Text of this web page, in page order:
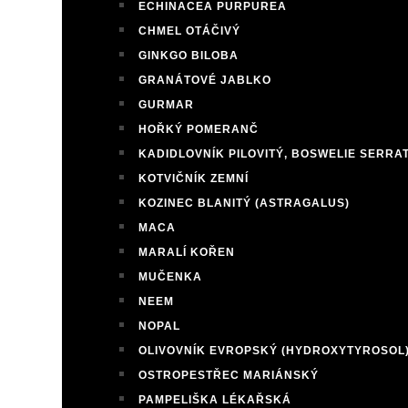
ECHINACEA PURPUREA
CHMEL OTÁČIVÝ
GINKGO BILOBA
GRANÁTOVÉ JABLKO
GURMAR
HOŘKÝ POMERANČ
KADIDLOVNÍK PILOVITÝ, BOSWELIE
KOTVIČNÍK ZEMNÍ
KOZINEC BLANITÝ (ASTRAGALUS)
MACA
MARALÍ KOŘEN
MUČENKA
NEEM
NOPAL
OLIVOVNÍK EVROPSKÝ
OSTROPESTŘEC MARIÁNSKÝ
PAMPELIŠKA LÉKAŘSKÁ